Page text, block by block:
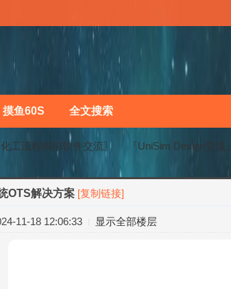
摸鱼60S 全文搜索
化工流程模拟软件交流〗 『UniSim Design交流』
OTS解决方案 [复制链接]
11-18 12:06:33 显示全部楼层